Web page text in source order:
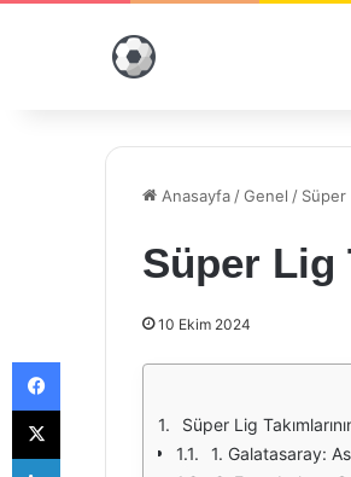
Anasayfa /Genel / Süper
Süper Lig
10 Ekim 2024
Süper Lig
1. Galatasaray:
Facebook
X
LinkedIn